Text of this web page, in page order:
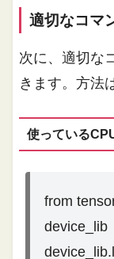
適切なコマ
次に、適切な
きます。方法
使っている
from
device_lib